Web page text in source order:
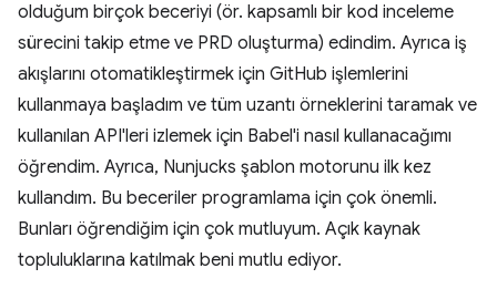
olduğum birçok beceriyi (ör. kapsamlı bir kod inceleme
sürecini takip etme ve PRD oluşturma) edindim. Ayrıca iş
akışlarını otomatikleştirmek için GitHub işlemlerini
kullanmaya başladım ve tüm uzantı örneklerini taramak ve
kullanılan API'leri izlemek için Babel'i nasıl kullanacağımı
öğrendim. Ayrıca, Nunjucks şablon motorunu ilk kez
kullandım. Bu beceriler programlama için çok önemli.
Bunları öğrendiğim için çok mutluyum. Açık kaynak
topluluklarına katılmak beni mutlu ediyor.